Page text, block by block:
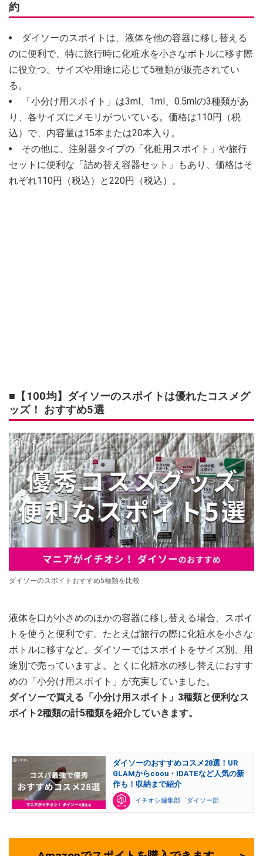
約
ダイソーのスポイトは、液体を他の容器に移し替える
のに便利で、特に旅行時に化粧水を小さなボトルに移す際
に役立つ。サイズや用途に応じて5種類が販売されてい
る。
「小分け用スポイト」は3ml、1ml、0.5mlの3種類があ
り、各サイズにメモリがついている。価格は110円（税
込）で、内容量は15本または20本入り。
その他に、注射器タイプの「化粧用スポイト」や旅行
セットに便利な「詰め替え容器セット」もあり、価格はそ
れぞれ110円（税込）と220円（税込）。
■【100均】ダイソーのスポイトは優れたコスメグ
ッズ！ おすすめ5選
ダイソーのスポイトおすすめ5種類を比較
液体を口が小さめのほかの容器に移し替える場合、スポイ
トを使うと便利です。たとえば旅行の際に化粧水を小さな
ボトルに移すなど。ダイソーではスポイトをサイズ別、用
途別で売っていますよ。とくに化粧水の移し替えにおすす
めの「小分け用スポイト」が充実していました。
ダイソーで買える「小分け用スポイト」3種類と便利なス
ポイト2種類の計5種類を紹介していきます。
ダイソーのおすすめコスメ28選！UR
GLAMからcoou・IDATEなど人気の新
作も！収納まで紹介
イチオシ編集部 ダイソー部